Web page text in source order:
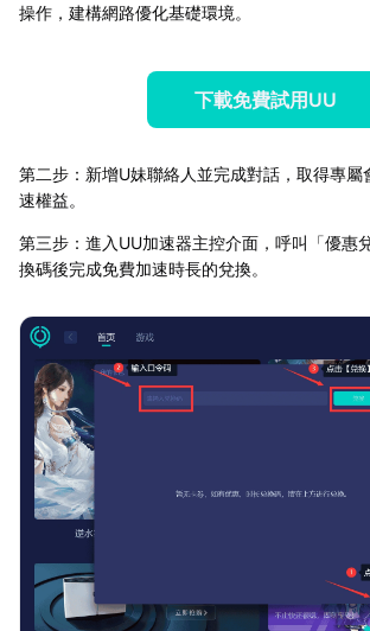
操作，建構網路優化基礎環境。
下載免費試用UU
第二步：新增U妹聯絡人並完成對話，取得專屬
速權益。
第三步：進入UU加速器主控介面，呼叫「優惠
換碼後完成免費加速時長的兌換。